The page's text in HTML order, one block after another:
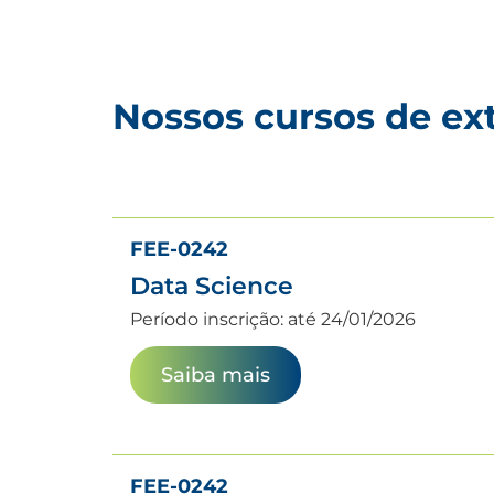
Nossos cursos de
FEE-0242
Data Science
Período inscrição: até 24/01/2026
Saiba mais
FEE-0242